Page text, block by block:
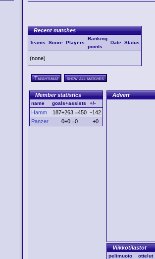
Recent matches
Teams Score Players
Ranking
points
Date Status
(none)
Tapahtumat show all matches
Member statistics
name goals+assists +/-
Hamm 187+263 =450
-142
Panzer
0+0 =0 +0
Advert
Viikkotilastot
pelimuoto ottelut